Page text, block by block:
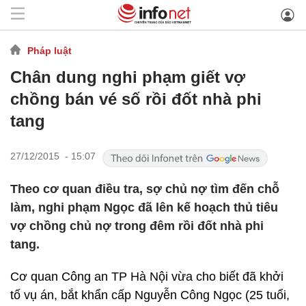
Pháp luật
Chân dung nghi phạm giết vợ
chồng bán vé số rồi đốt nhà phi
tang
27/12/2015 - 15:07
Theo cơ quan điều tra, sợ chủ nợ tìm đến chỗ
làm, nghi phạm Ngọc đã lên kế hoạch thủ tiêu
vợ chồng chủ nợ trong đêm rồi đốt nhà phi
tang.
Cơ quan Công an TP Hà Nội vừa cho biết đã khởi
tố vụ án, bắt khẩn cấp Nguyễn Công Ngọc (25 tuổi,